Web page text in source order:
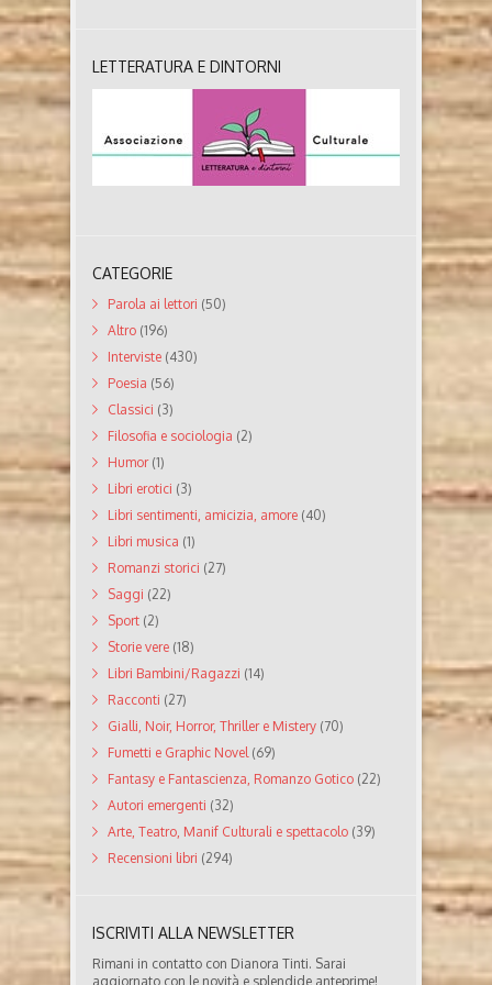
decine di mostre sull’arte russa in ogni parte d’Italia.
Ha collaborato, a livello ..
LETTERATURA E DINTORNI
CATEGORIE
Parola ai lettori (50)
Altro (196)
Interviste (430)
Poesia (56)
Classici (3)
Filosofia e sociologia (2)
Humor(1)
Libri erotici (3)
Libri sentimenti, amicizia, amore (40)
Libri musica (1)
Romanzi storici (27)
Saggi (22)
Sport (2)
Storie vere (18)
Libri Bambini/Ragazzi (14)
Racconti (27)
Gialli, Noir, Horror, Thriller e Mistery (70)
Fumetti e Graphic Novel(69)
Fantasy e Fantascienza, Romanzo Gotico (22)
Autori emergenti (32)
Arte, Teatro, Manif Culturali e spettacolo (39)
Recensioni libri (294)
ISCRIVITI ALLA NEWSLETTER
Rimani in contatto con Dianora Tinti. Sarai
aggiornato con le novità e splendide anteprime!